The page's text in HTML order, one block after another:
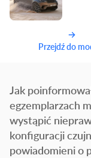
Przejdź do
Jak
egzemplarzach
wystąpić
konfiguracji
powiadomieni o